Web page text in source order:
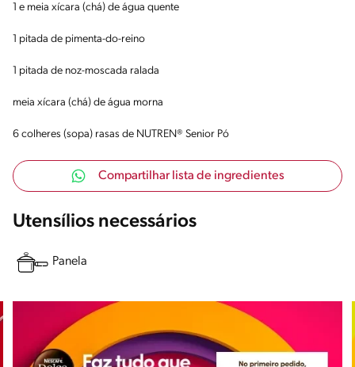
1 e meia xícara (chá) de água quente
1 pitada de pimenta-do-reino
1 pitada de noz-moscada ralada
meia xícara (chá) de água morna
6 colheres (sopa) rasas de NUTREN® Senior Pó
Compartilhar lista de ingredientes
Utensílios necessários
Panela